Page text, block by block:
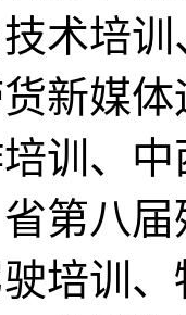
术培
新媒
训、
第八
培训